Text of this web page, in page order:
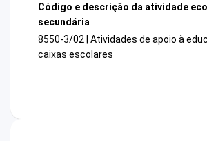
Código e descrição da atividade
secundária
8550-3/02 | Atividades de apoio à
caixas escolares